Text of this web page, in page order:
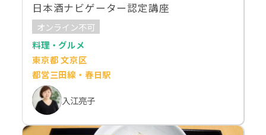
日本酒ナビゲーター認定講座
オンライン不可
料理・グルメ
東京都 文京区
都営三田線・春日駅
入江亮子